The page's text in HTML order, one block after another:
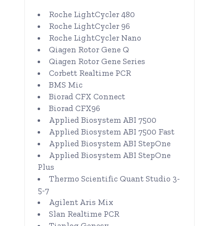
Roche LightCycler 480
Roche LightCycler 96
Roche LightCycler Nano
Qiagen Rotor Gene Q
Qiagen Rotor Gene Series
Corbett Realtime PCR
BMS Mic
Biorad CFX Connect
Biorad CFX96
Applied Biosystem ABI 7500
Applied Biosystem ABI 7500 Fast
Applied Biosystem ABI StepOne
Applied Biosystem ABI StepOne
Plus
Thermo Scientific Quant Studio 3-
5-7
Agilent Aris Mix
Slan Realtime PCR